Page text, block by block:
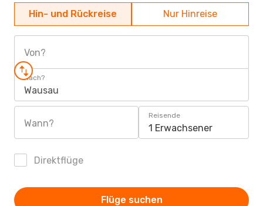
Hin- und Rückreise Nur Hinreise
Von?
Nach?
Wausau
Wann?
Reisende
1 Erwachsener
Direktflüge
Flüge suchen